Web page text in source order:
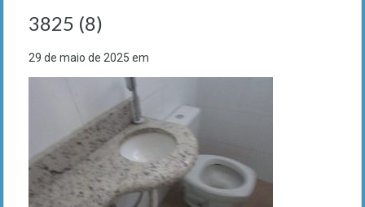
3825 (8)
29 de maio de 2025 em